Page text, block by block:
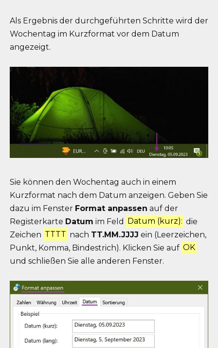
Als Ergebnis der durchgeführten Schritte wird der
Wochentag im Kurzformat vor dem Datum
angezeigt.
Sie können den Wochentag auch in einem
Kurzformat nach dem Datum anzeigen. Geben Sie
dazu im Fenster Format anpassen auf der
Registerkarte Datum im Feld Datum (kurz): die
Zeichen TTTT nach TT.MM.JJJJ ein (Leerzeichen,
Punkt, Komma, Bindestrich). Klicken Sie auf OK
und schließen Sie alle anderen Fenster.